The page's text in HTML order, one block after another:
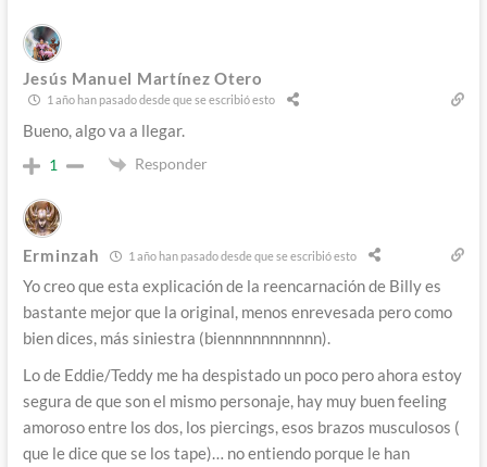
Jesús Manuel Martínez Otero
1 año han pasado desde que se escribió esto
Bueno, algo va a llegar.
1 Responder
Erminzah 1 año han pasado desde que se escribió esto
Yo creo que esta explicación de la reencarnación de Billy es
bastante mejor que la original, menos enrevesada pero como
bien dices, más siniestra (biennnnnnnnnnn).
Lo de Eddie/Teddy me ha despistado un poco pero ahora estoy
segura de que son el mismo personaje, hay muy buen feeling
amoroso entre los dos, los piercings, esos brazos musculosos (
que le dice que se los tape)… no entiendo porque le han